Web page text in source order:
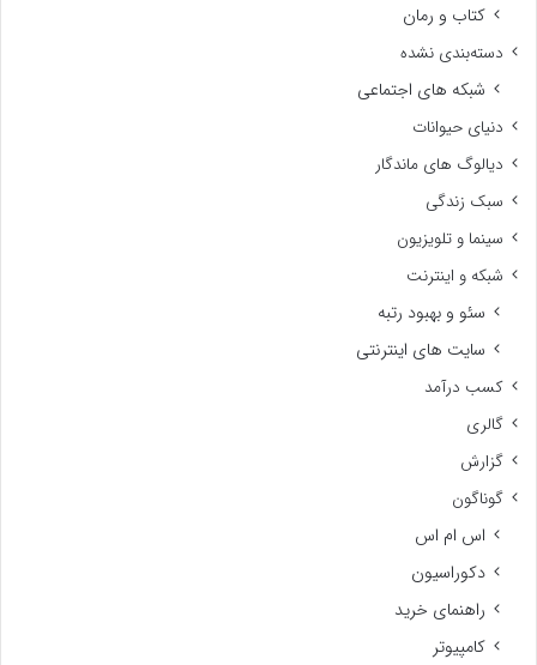
کتاب و رمان
دسته‌بندی نشده
شبکه های اجتماعی
دنیای حیوانات
دیالوگ های ماندگار
سبک زندگی
سینما و تلویزیون
شبکه و اینترنت
سئو و بهبود رتبه
سایت های اینترنتی
کسب درآمد
گالری
گزارش
گوناگون
اس ام اس
دکوراسیون
راهنمای خرید
کامپیوتر